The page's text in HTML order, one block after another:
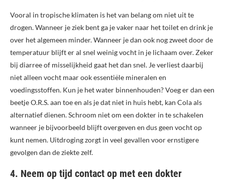
Vooral in tropische klimaten is het van belang om niet uit te
drogen. Wanneer je ziek bent ga je vaker naar het toilet en drink je
over het algemeen minder. Wanneer je dan ook nog zweet door de
temperatuur blijft er al snel weinig vocht in je lichaam over. Zeker
bij diarree of misselijkheid gaat het dan snel. Je verliest daarbij
niet alleen vocht maar ook essentiële mineralen en
voedingsstoffen. Kun je het water binnenhouden? Voeg er dan een
beetje O.R.S. aan toe en als je dat niet in huis hebt, kan Cola als
alternatief dienen. Schroom niet om een dokter in te schakelen
wanneer je bijvoorbeeld blijft overgeven en dus geen vocht op
kunt nemen. Uitdroging zorgt in veel gevallen voor ernstigere
gevolgen dan de ziekte zelf.
4. Neem op tijd contact op met een dokter